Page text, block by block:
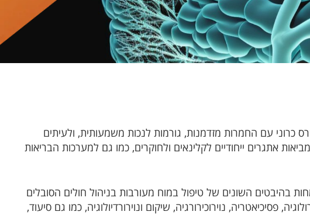
כרוני עם החמרות מזדמנות, גורמות לנכות משמעותית, ולעיתים
אתגרים ייחודיים לקלינאים ולחוקרים, כמו גם למערכות הבריאות
בהיבטים השונים של טיפול במוח מעורבות בניהול חולים הסובלים
פסיכיאטריה, נוירוכירורגיה, שיקום ונוירורדיולוגיה, כמו גם סיעוד,